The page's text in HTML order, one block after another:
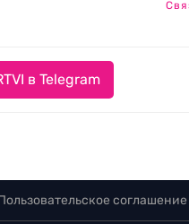
в Telegram
соглашение